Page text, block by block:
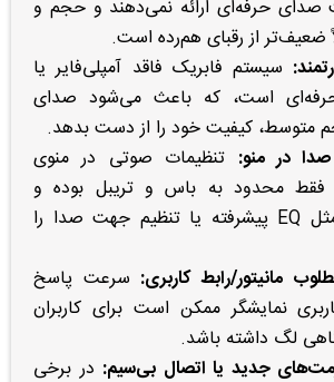
صدای حرفه‌ای ارائه نمی‌دهند و حجم و
ضعیف‌تر از رقبای هم‌رده است.
سیستم فابریک فاقد آمپلی‌فایر یا
حرفه‌ای است، که باعث می‌شود صدای
کیفیت خود را از دست بدهد.
در منو: تنظیمات صوتی در منوی
فقط محدود به باس و تریبل بوده و
امکانات حرفه‌ای مثل EQ پیشرفته یا تنظیم جهت صدا را
مانیتور/رابط کاربری: سرعت پاسخ
نمایشگر ممکن است برای کاربران
لگ داشته باشد.
جدید یا اتصال بی‌سیم: در برخی